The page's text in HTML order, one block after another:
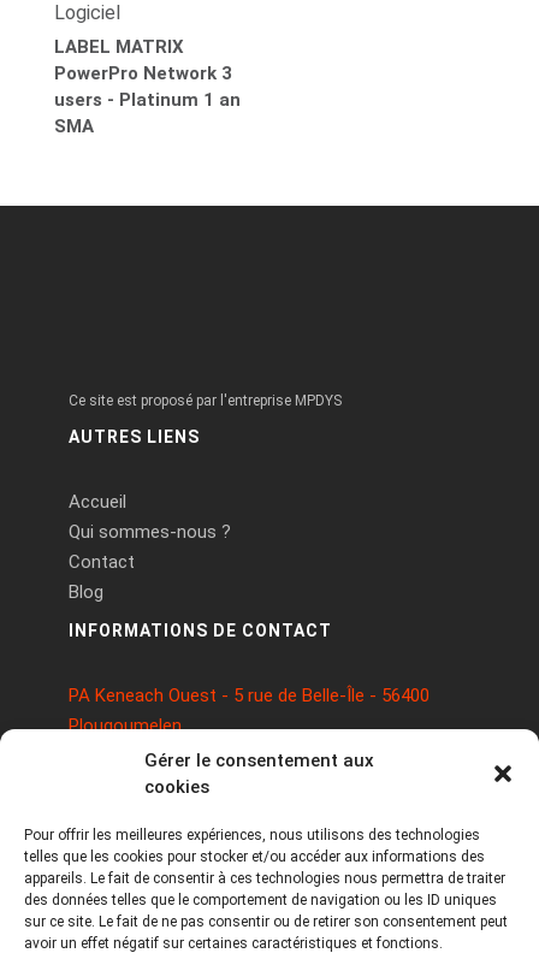
Gérer le consentement aux
cookies
Pour offrir les meilleures expériences, nous utilisons des technologies
telles que les cookies pour stocker et/ou accéder aux informations des
appareils. Le fait de consentir à ces technologies nous permettra de traiter
des données telles que le comportement de navigation ou les ID uniques
sur ce site. Le fait de ne pas consentir ou de retirer son consentement peut
avoir un effet négatif sur certaines caractéristiques et fonctions.
Logiciel
LABEL MATRIX
PowerPro Network 3
users - Platinum 1 an
SMA
Ce site est proposé par l'entreprise MPDYS
AUTRES LIENS
Accueil
Qui sommes-nous ?
Contact
Blog
INFORMATIONS DE CONTACT
PA Keneach Ouest - 5 rue de Belle-Île - 56400
Plougoumelen
contact@logiciels-etiquettes.com
09 71 37 25 93